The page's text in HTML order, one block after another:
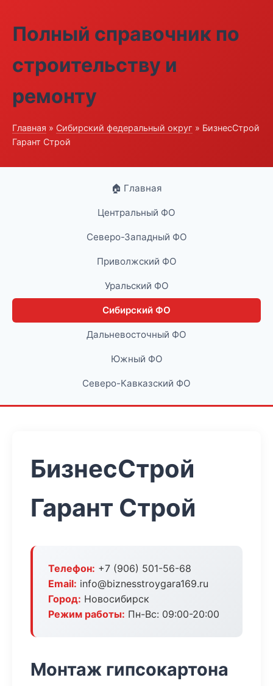
Полный справочник по
строительству и
ремонту
Главная » Сибирский федеральный округ » БизнесСтрой
Гарант Строй
🏠 Главная
Центральный ФО
Северо-Западный ФО
Приволжский ФО
Уральский ФО
Сибирский ФО
Дальневосточный ФО
Южный ФО
Северо-Кавказский ФО
БизнесСтрой
Гарант Строй
Телефон: +7 (906) 501-56-68
Email: info@biznesstroygara169.ru
Город: Новосибирск
Режим работы: Пн-Вс: 09:00-20:00
Монтаж гипсокартона